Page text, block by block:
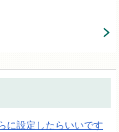
に設定したらいいです